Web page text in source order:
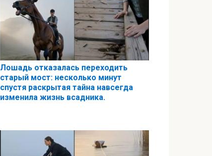
Лошадь отказалась переходить
старый мост: несколько минут
спустя раскрытая тайна навсегда
изменила жизнь всадника.